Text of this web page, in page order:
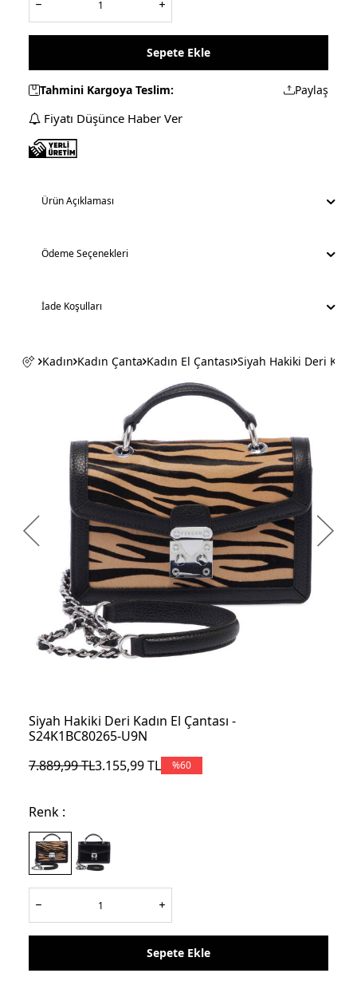
Sepete Ekle
Tahmini Kargoya Teslim: Paylaş
Fiyatı Düşünce Haber Ver
Ürün Açıklaması
Ödeme Seçenekleri
İade Koşulları
Kadın Kadın Çanta Kadın El Çantası Siyah Hakiki Deri
Siyah Hakiki Deri Kadın El Çantası -
S24K1BC80265-U9N
7.889,99TL3.155,99TL %60
Renk :
Sepete Ekle